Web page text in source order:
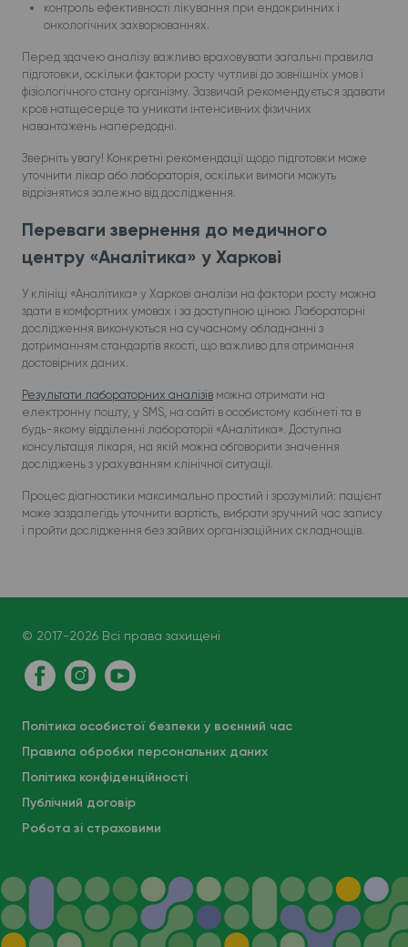
контроль ефективності лікування при ендокринних і
онкологічних захворюваннях.
Перед здачею аналізу важливо враховувати загальні правила
підготовки, оскільки фактори росту чутливі до зовнішніх умов і
фізіологічного стану організму. Зазвичай рекомендується здавати
кров натщесерце та уникати інтенсивних фізичних
навантажень напередодні.
Зверніть увагу! Конкретні рекомендації щодо підготовки може
уточнити лікар або лабораторія, оскільки вимоги можуть
відрізнятися залежно від дослідження.
Переваги звернення до медичного
центру «Аналітика» у Харкові
У клініці «Аналітика» у Харкові аналізи на фактори росту можна
здати в комфортних умовах і за доступною ціною. Лабораторні
дослідження виконуються на сучасному обладнанні з
дотриманням стандартів якості, що важливо для отримання
достовірних даних.
Результати лабораторних аналізів можна отримати на
електронну пошту, у SMS, на сайті в особистому кабінеті та в
будь-якому відділенні лабораторії «Аналітика». Доступна
консультація лікаря, на якій можна обговорити значення
досліджень з урахуванням клінічної ситуації.
Процес діагностики максимально простий і зрозумілий: пацієнт
може заздалегідь уточнити вартість, вибрати зручний час запису
і пройти дослідження без зайвих організаційних складнощів.
© 2017-2026 Всі права захищені
Політика особистої безпеки у воєнний час
Правила обробки персональних даних
Політика конфіденційності
Публічний договір
Робота зі страховими